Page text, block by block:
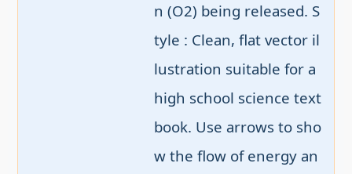
n (O2) being released. S
tyle : Clean, flat vector il
lustration suitable for a
high school science text
book. Use arrows to sho
w the flow of energy an